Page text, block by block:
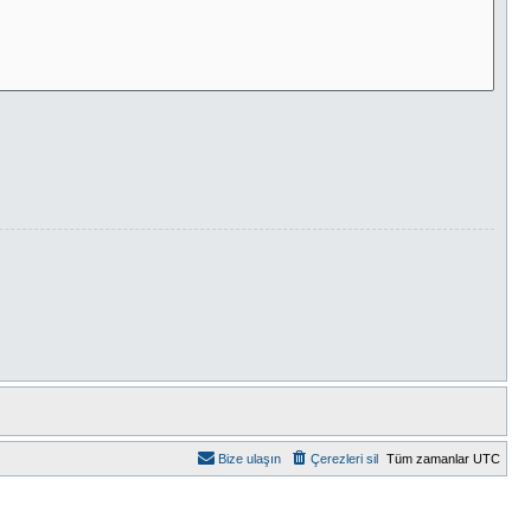
Tüm zamanlar UTC
Çerezleri sil
Bize ulaşın